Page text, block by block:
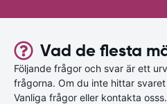
Vad de flesta
Följande frågor och svar är ett
frågorna. Om du inte hittar
Vanliga frågor eller kontakta osss.